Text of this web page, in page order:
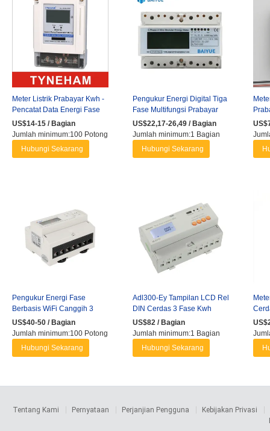
Meter Listrik Prabayar Kwh -
Pencatat Data Energi Fase
Tunggal
US$14-15 / Bagian
Jumlah minimum:100 Potong
Hubungi Sekarang
Pengukur Energi Digital Tiga
Fase Multifungsi Prabayar
Rentang Luas dengan Layar
...
US$22,17-26,49 / Bagian
Jumlah minimum:1 Bagian
Hubungi Sekarang
Pengukur Energi Fase
Berbasis WiFi Canggih 3
untuk Penagihan Prabayar
US$40-50 / Bagian
Jumlah minimum:100 Potong
Hubungi Sekarang
Adl300-Ey Tampilan LCD Rel
DIN Cerdas 3 Fase Kwh
Meter Energi Prabayar untuk
...
US$82 / Bagian
Jumlah minimum:1 Bagian
Hubungi Sekarang
Tentang Kami Pernyataan Perjanjian Pengguna
Kebijakan Privasi